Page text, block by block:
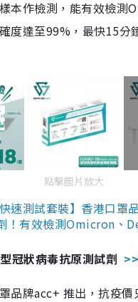
本作檢測，能有效檢測
度達至99%，最快15分
點擊圖片放大
速測試套裝】香港口罩
！有效檢測Omicron、
冠狀病毒抗原測試劑
品牌acc+ 推出，抗疫價